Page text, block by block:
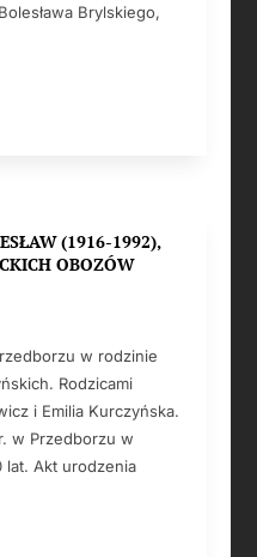
Brylskiego,
(1916-1992),
OBOZÓW
w rodzinie
Rodzicami
i Emilia Kurczyńska.
w Przedborzu w
Akt urodzenia